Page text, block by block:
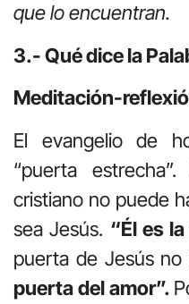
que lo encuentran.
3.- Qué dice la
Meditación-
El evangelio de
“puerta
cristiano no puede
sea Jesús. “Él es
puerta de Jesús
puerta del amor”.